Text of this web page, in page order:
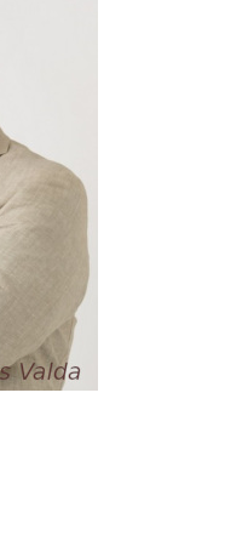
electrónico y web en
vez que
por
de
del servicio